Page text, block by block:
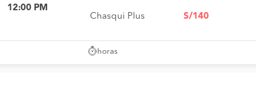
12:00 PM
Chasqui Plus
S/140
horas